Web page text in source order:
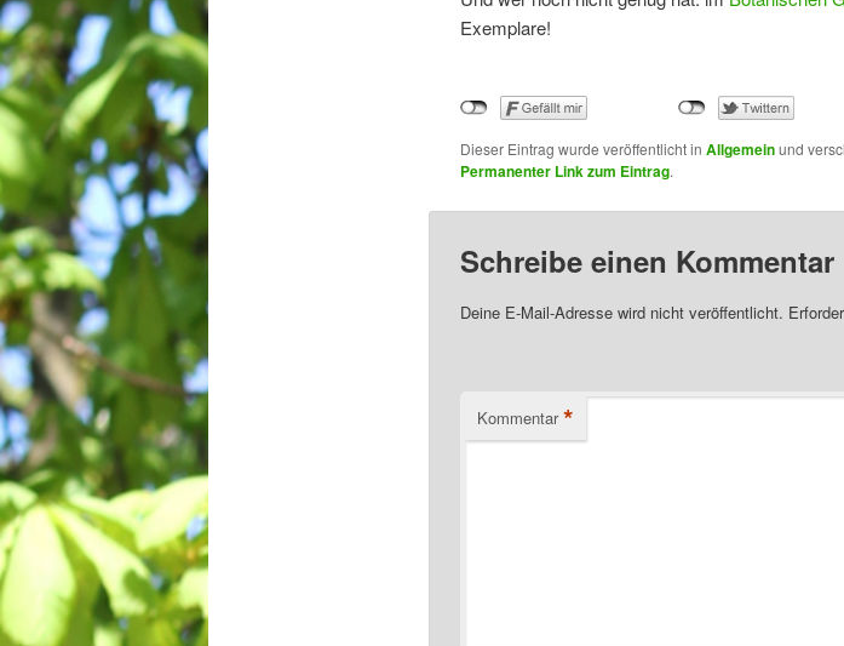
Exemplare!
Dieser Eintrag wurde veröffentlicht in Allgemeinund
Permanenter Link zum Eintrag.
Schreibe einen Kommentar
Deine E-Mail-Adresse wird nicht veröffentlicht.
Kommentar *